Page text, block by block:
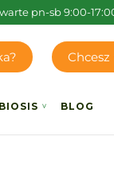
pn-sb 9:00-
Chcesz
BLOG